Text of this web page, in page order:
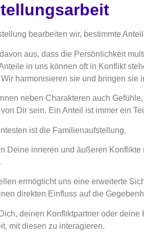
bearbeiten wir, bestimmte
aus, dass die Persönlichkeit
in uns können oft in Konflikt
harmonisieren sie und bringen sie
neben Charakteren auch
Dir sein. Ein Anteil ist immer ein
ist die Familienaufstellung.
Deine inneren und äußeren
ermöglicht uns eine erweiterte
direkten Einfluss auf die
deinen Konfliktpartner oder
mit diesen zu interagieren.